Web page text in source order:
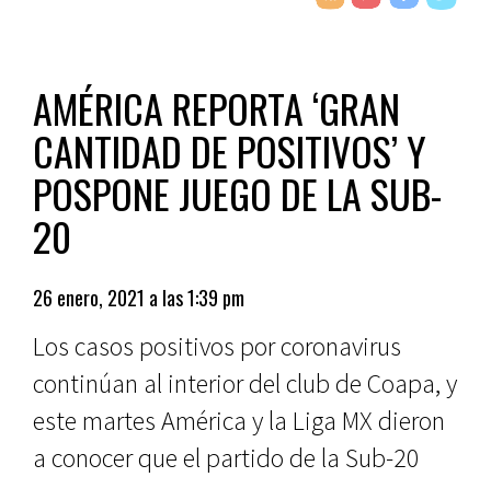
AMÉRICA REPORTA ‘GRAN
CANTIDAD DE POSITIVOS’ Y
POSPONE JUEGO DE LA SUB-
20
26 enero, 2021 a las 1:39 pm
Los casos positivos por coronavirus
continúan al interior del club de Coapa, y
este martes América y la Liga MX dieron
a conocer que el partido de la Sub-20